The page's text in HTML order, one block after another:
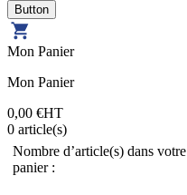
Mon Panier
Mon Panier
0,00 €HT
0 article(s)
Nombre d’article(s) dans votre
panier :